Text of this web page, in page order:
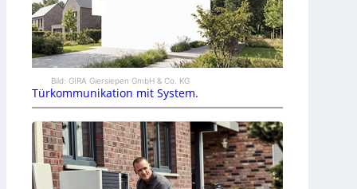
Bild: GIRA Giersiepen GmbH & Co. KG
Türkommunikation mit System.